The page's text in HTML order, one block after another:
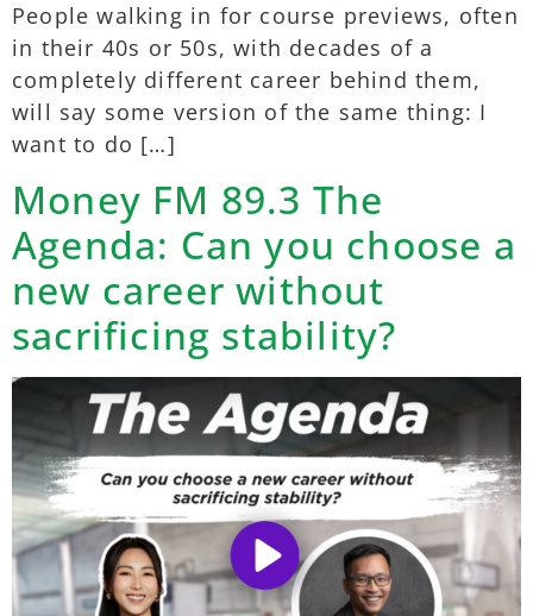
People walking in for course previews, often
in their 40s or 50s, with decades of a
completely different career behind them,
will say some version of the same thing: I
want to do […]
Money FM 89.3 The
Agenda: Can you choose a
new career without
sacrificing stability?